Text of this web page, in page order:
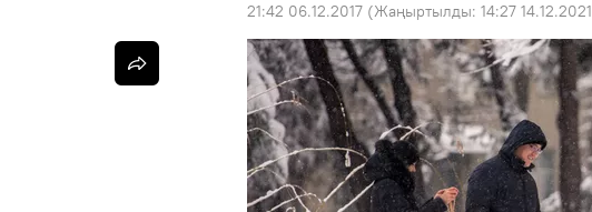
21:42 06.12.2017 (Жаңыртылды: 14:27 14.12.2021